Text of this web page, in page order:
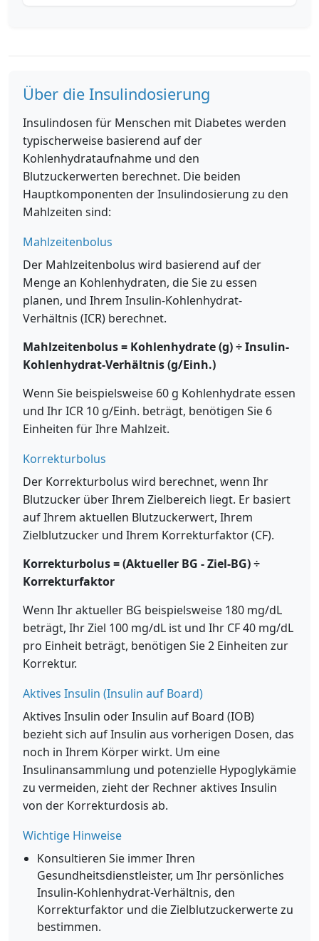
Über die Insulindosierung
Insulindosen für Menschen mit Diabetes werden
typischerweise basierend auf der
Kohlenhydrataufnahme und den
Blutzuckerwerten berechnet. Die beiden
Hauptkomponenten der Insulindosierung zu den
Mahlzeiten sind:
Mahlzeitenbolus
Der Mahlzeitenbolus wird basierend auf der
Menge an Kohlenhydraten, die Sie zu essen
planen, und Ihrem Insulin-Kohlenhydrat-
Verhältnis (ICR) berechnet.
Mahlzeitenbolus = Kohlenhydrate (g) ÷ Insulin-
Kohlenhydrat-Verhältnis (g/Einh.)
Wenn Sie beispielsweise 60 g Kohlenhydrate essen
und Ihr ICR 10 g/Einh. beträgt, benötigen Sie 6
Einheiten für Ihre Mahlzeit.
Korrekturbolus
Der Korrekturbolus wird berechnet, wenn Ihr
Blutzucker über Ihrem Zielbereich liegt. Er basiert
auf Ihrem aktuellen Blutzuckerwert, Ihrem
Zielblutzucker und Ihrem Korrekturfaktor (CF).
Korrekturbolus = (Aktueller BG - Ziel-BG) ÷
Korrekturfaktor
Wenn Ihr aktueller BG beispielsweise 180 mg/dL
beträgt, Ihr Ziel 100 mg/dL ist und Ihr CF 40 mg/dL
pro Einheit beträgt, benötigen Sie 2 Einheiten zur
Korrektur.
Aktives Insulin (Insulin auf Board)
Aktives Insulin oder Insulin auf Board (IOB)
bezieht sich auf Insulin aus vorherigen Dosen, das
noch in Ihrem Körper wirkt. Um eine
Insulinansammlung und potenzielle Hypoglykämie
zu vermeiden, zieht der Rechner aktives Insulin
von der Korrekturdosis ab.
Wichtige Hinweise
Konsultieren Sie immer Ihren
Gesundheitsdienstleister, um Ihr persönliches
Insulin-Kohlenhydrat-Verhältnis, den
Korrekturfaktor und die Zielblutzuckerwerte zu
bestimmen.